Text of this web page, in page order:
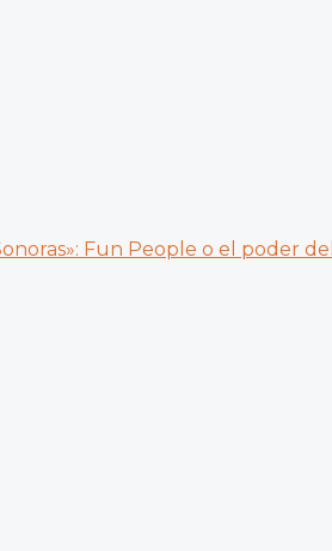
Fun People o el poder